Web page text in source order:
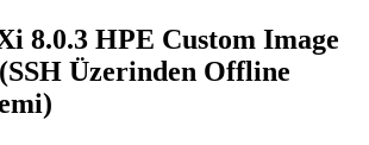
8.0.3 HPE Custom Image
Üzerinden Offline